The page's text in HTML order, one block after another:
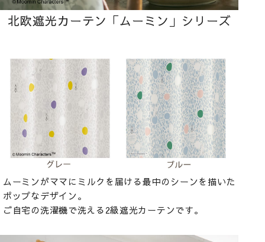
北欧遮光カーテン「ムーミン」シリーズ
ムーミンがママにミルクを届ける最中のシーンを描いた
ポップなデザイン。
ご自宅の洗濯機で洗える2級遮光カーテンです。